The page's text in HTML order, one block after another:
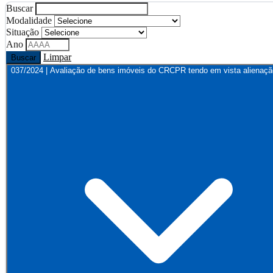
Buscar
Modalidade
Situação
Ano
Buscar Limpar
037/2024 | Avaliação de bens imóveis do CRCPR tendo em vista